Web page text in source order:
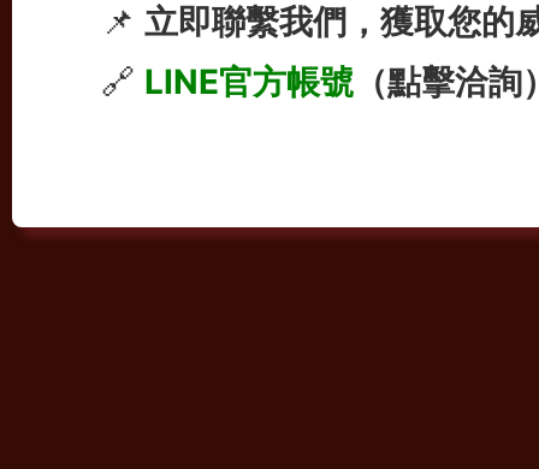
📌 立即聯繫我們，獲取您的
🔗 LINE官方帳號（點擊洽詢